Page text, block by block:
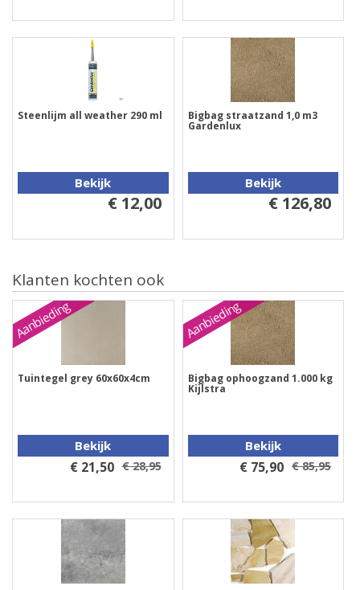
Steenlijm all weather 290 ml
Bekijk
€ 12,00
Bigbag straatzand 1,0 m3
Gardenlux
Bekijk
€ 126,80
Klanten kochten ook
Aanbieding
Tuintegel grey 60x60x4cm
Bekijk
€ 21,50 € 28,95
Aanbieding
Bigbag ophoogzand 1.000 kg
Kijlstra
Bekijk
€ 75,90 € 85,95